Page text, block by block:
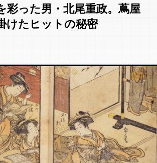
彩った男・北尾重政。蔦屋
けたヒットの秘密